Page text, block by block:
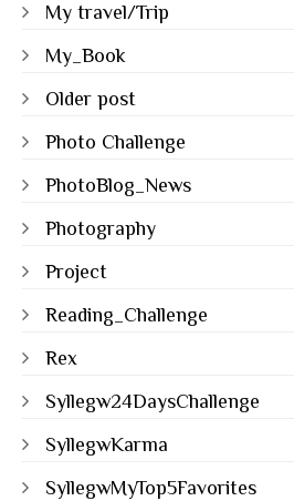
My travel/Trip
My_Book
Older post
Photo Challenge
PhotoBlog_News
Photography
Project
Reading_Challenge
Rex
Syllegw24DaysChallenge
SyllegwKarma
SyllegwMyTop5Favorites